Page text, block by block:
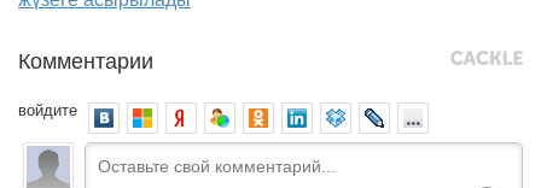
Комментарии
войдите